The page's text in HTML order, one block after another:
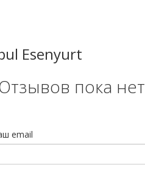
Esenyurt
пока нет
email